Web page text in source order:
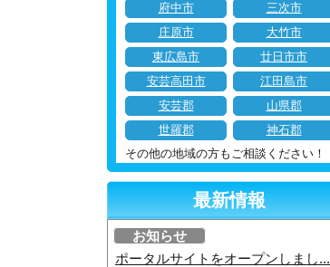
府中市
三次市
庄原市
大竹市
東広島市
廿日市市
安芸高田市
江田島市
安芸郡
山県郡
世羅郡
神石郡
その他の地域の方もご相談ください！
最新情報
お知らせ
ポータルサイトをオープンしまし...